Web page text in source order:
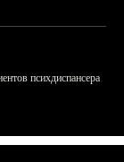
психдиспансера